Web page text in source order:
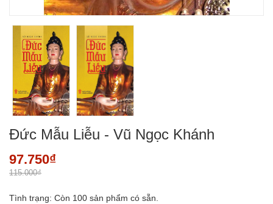
Đức Mẫu Liễu - Vũ Ngọc Khánh
97.750₫
115.000₫
Tình trạng: Còn 100 sản phẩm có sẵn.